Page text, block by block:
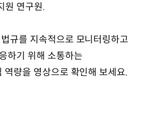
원 연구원.
규를 지속적으로 모니터링하고
하기 위해 소통하는
량을 영상으로 확인해 보세요.